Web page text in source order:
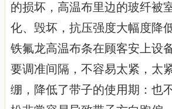
的损坏，高温布里边的玻纤被
化、毁坏，抗压强度大幅度降低
铁氟龙高温布条在顾客安上设
要调准间隔，不容易太紧，太
绷，降低了带子的使用期：也